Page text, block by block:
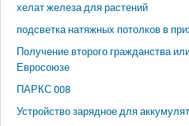
хелат железа для растений
подсветка натяжных потолков в
Получение второго гражданства
Евросоюзе
ПАРКС 008
Устройство зарядное для